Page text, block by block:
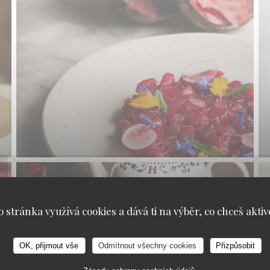
stránka využívá cookies a dává ti na výběr, co chceš
OK, přijmout vše Odmítnout všechny cookies Přizpůsobit